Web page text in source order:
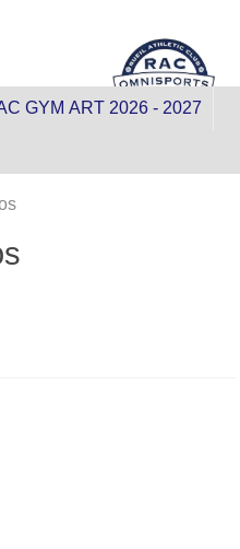
GYM ART 2026 - 2027